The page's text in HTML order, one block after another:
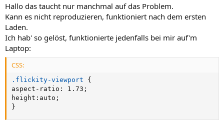
Hallo das taucht nur manchmal auf das Problem.
Kann es nicht reproduzieren, funktioniert nach dem ersten
Laden.
Ich hab' so gelöst, funktionierte jedenfalls bei mir auf'm
Laptop:
CSS:
.flickity-viewport
{
aspect-ratio : 1.73 ;
height : auto ;
}